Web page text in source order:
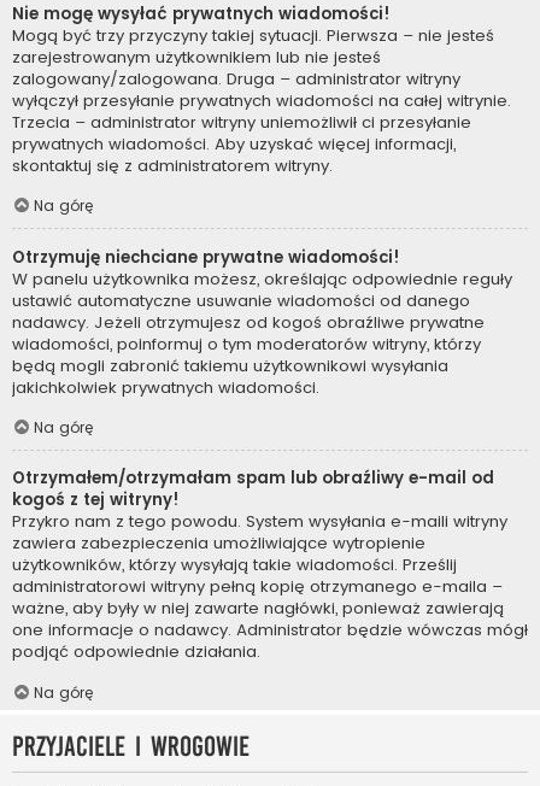
Nie mogę wysyłać prywatnych wiadomości!
Mogą być trzy przyczyny takiej sytuacji. Pierwsza – nie jesteś
zarejestrowanym użytkownikiem lub nie jesteś
zalogowany/zalogowana. Druga – administrator witryny
wyłączył przesyłanie prywatnych wiadomości na całej witrynie.
Trzecia – administrator witryny uniemożliwił ci przesyłanie
prywatnych wiadomości. Aby uzyskać więcej informacji,
skontaktuj się z administratorem witryny.
Na górę
Otrzymuję niechciane prywatne wiadomości!
W panelu użytkownika możesz, określając odpowiednie reguły
ustawić automatyczne usuwanie wiadomości od danego
nadawcy. Jeżeli otrzymujesz od kogoś obraźliwe prywatne
wiadomości, poinformuj o tym moderatorów witryny, którzy
będą mogli zabronić takiemu użytkownikowi wysyłania
jakichkolwiek prywatnych wiadomości.
Na górę
Otrzymałem/otrzymałam spam lub obraźliwy e-mail od
kogoś z tej witryny!
Przykro nam z tego powodu. System wysyłania e-maili witryny
zawiera zabezpieczenia umożliwiające wytropienie
użytkowników, którzy wysyłają takie wiadomości. Prześlij
administratorowi witryny pełną kopię otrzymanego e-maila –
ważne, aby były w niej zawarte nagłówki, ponieważ zawierają
one informacje o nadawcy. Administrator będzie wówczas mógł
podjąć odpowiednie działania.
Na górę
Przyjaciele i wrogowie